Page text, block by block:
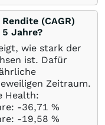
(CAGR)
Jahre?
wie stark der
ist. Dafür
Zeitraum.
Health:
-36,71 %
-19,58 %